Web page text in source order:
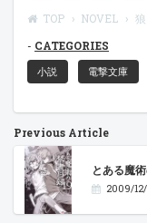
TOP NOVEL
CATEGORIES
小説 電撃文庫
Previous Article
とある魔
2009/